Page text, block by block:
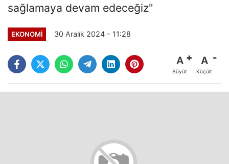
sağlamaya devam edeceğiz"
EKONOMI 30 Aralık 2024 - 11:28
A
Büyüt
A
Küçült